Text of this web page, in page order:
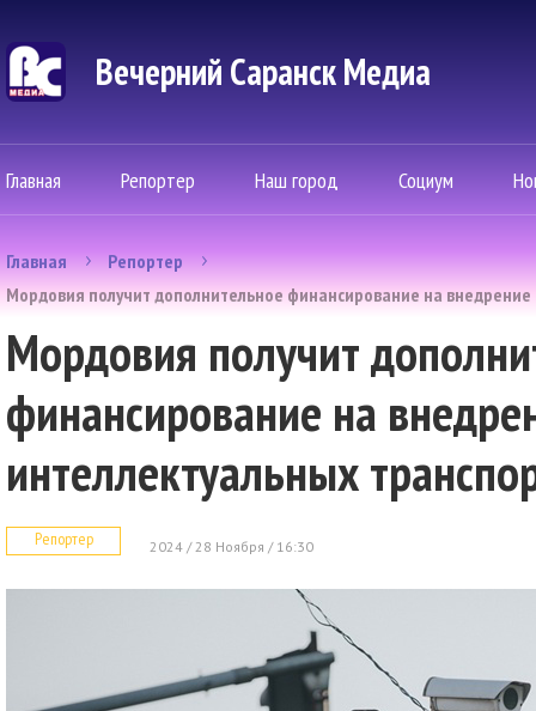
Вечерний Саранск Mедиа
Главная Репортер Наш город Социум
Главная
Репортер
Мордовия получит дополнительное финансирование на
Мордовия получит
финансирование на
интеллектуальных
Репортер 2024 / 28 Ноября / 16:30